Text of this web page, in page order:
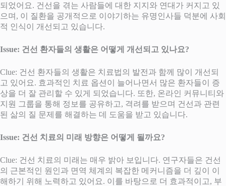
되었어요. 건선을 겪는 사람들에 대한 지지와 연대가 커지고 있
으며, 이 질환을 공개적으로 이야기하는 유명인사들 덕분에 사회
적 인식이 개선되고 있습니다.
Issue: 건선 환자들의 생활은 어떻게 개선되고 있나요?
Clue: 건선 환자들의 생활은 치료법의 발전과 함께 많이 개선되
고 있어요. 효과적인 치료 옵션이 늘어나면서 많은 환자들이 증
상을 더 잘 관리할 수 있게 되었습니다. 또한, 온라인 커뮤니티와
지원 그룹을 통해 정보를 공유하고, 격려를 받으며 건선과 관련
된 삶의 질 문제를 해결하는 데 도움을 받고 있습니다.
Issue: 건선 치료의 미래 방향은 어떻게 될까요?
Clue: 건선 치료의 미래는 매우 밝아 보입니다. 연구자들은 건선
의 근본적인 원인과 면역 체계의 복잡한 메커니즘을 더 깊이 이
해하기 위해 노력하고 있어요. 이를 바탕으로 더 효과적이고, 부